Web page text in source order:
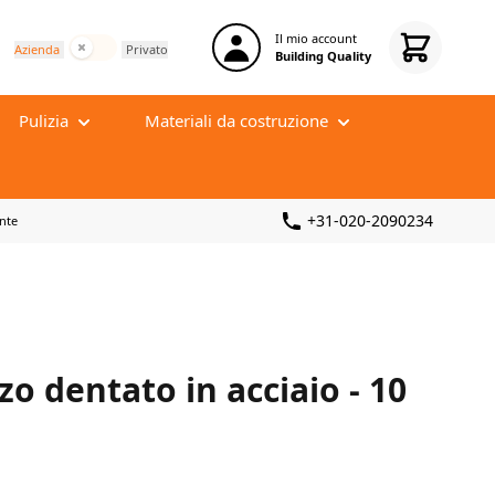
Azienda Tasse incluse
Privato
Il mio account
Building Quality
Pulizia Materiali da costruzione
Massetto autolivellante
Isolamento acustico
+31-020-2090234
dentato in acciaio - 10